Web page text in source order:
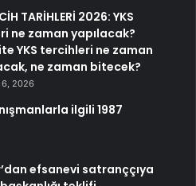
TARİHLERİ 2026: YKS
ne zaman yapılacak?
YKS tercihleri ne zaman
ne zaman bitecek?
2026
ilgili 1987
efsanevi satranççıya